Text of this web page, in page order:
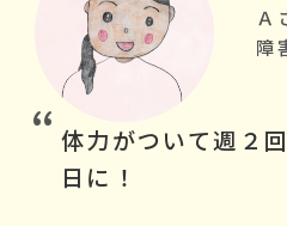
体力がついて週２
日に！
Ａ
障